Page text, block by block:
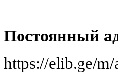
Постоянный
https://elib.ge/